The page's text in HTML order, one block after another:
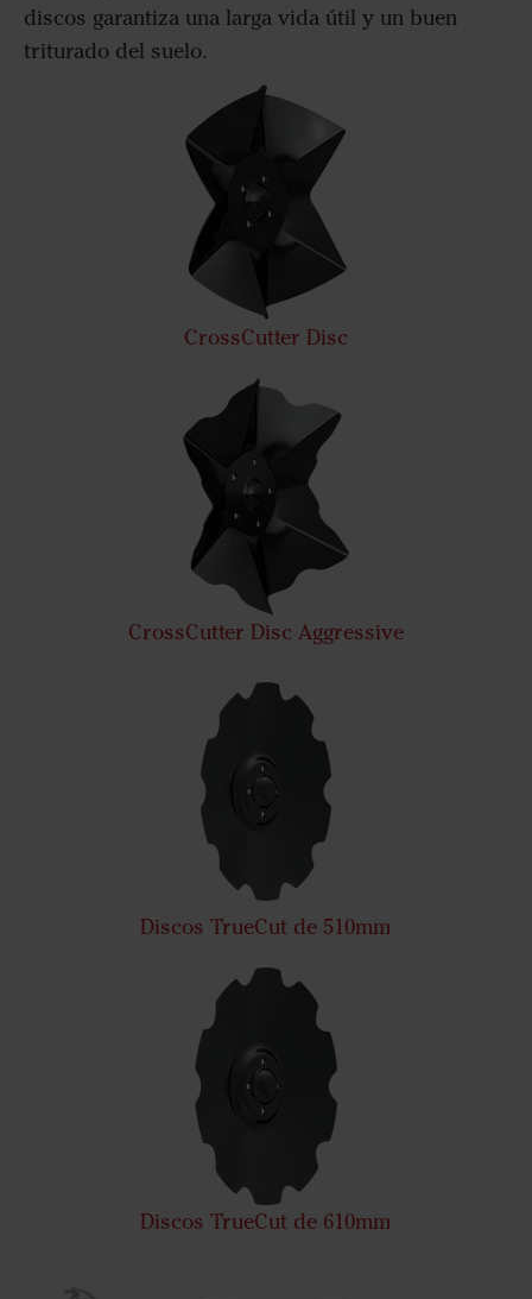
discos garantiza una larga vida útil y un buen
triturado del suelo.
CrossCutter Disc
CrossCutter Disc Aggressive
Discos TrueCut de 510mm
Discos TrueCut de 610mm